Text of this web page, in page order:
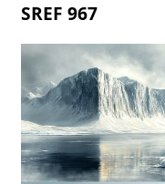
SREF 967